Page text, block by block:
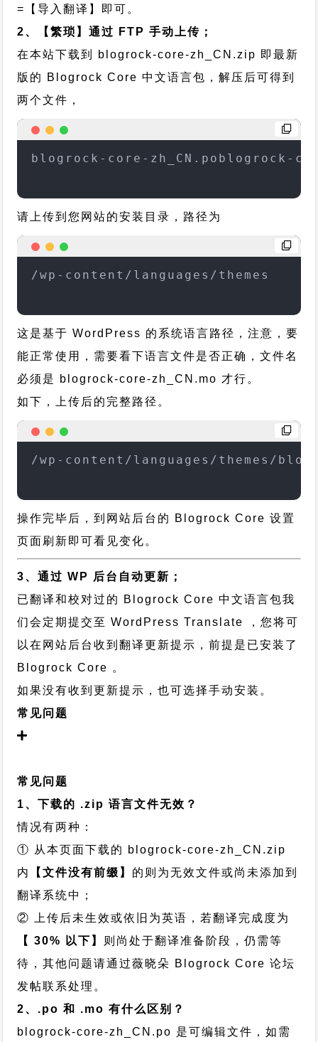
=【导入翻译】即可。
2、【繁琐】通过 FTP 手动上传；
在本站下载到 blogrock-core-zh_CN.zip 即最新
版的 Blogrock Core 中文语言包，解压后可得到
两个文件，
blogrock-core-zh_CN.poblogrock-
请上传到您网站的安装目录，路径为
/wp-content/languages/themes
这是基于 WordPress 的系统语言路径，注意，要
能正常使用，需要看下语言文件是否正确，文件名
必须是 blogrock-core-zh_CN.mo 才行。
如下，上传后的完整路径。
/wp-content/languages/themes/
操作完毕后，到网站后台的 Blogrock Core 设置
页面刷新即可看见变化。
3、通过 WP 后台自动更新；
已翻译和校对过的 Blogrock Core 中文语言包我
们会定期提交至 WordPress Translate ，您将可
以在网站后台收到翻译更新提示，前提是已安装了
Blogrock Core 。
如果没有收到更新提示，也可选择手动安装。
常见问题
常见问题
1、下载的 .zip 语言文件无效？
情况有两种：
① 从本页面下载的 blogrock-core-zh_CN.zip
内
【文件没有前缀】 的则为无效文件或尚未添加到
翻译系统中；
② 上传后未生效或依旧为英语，若翻译完成度为
【 30% 以下】 则尚处于翻译准备阶段，仍需等
待，其他问题请通过薇晓朵 Blogrock Core 论坛
发帖联系处理。
2、.po 和 .mo 有什么区别？
blogrock-core-zh_CN.po 是可编辑文件，如需